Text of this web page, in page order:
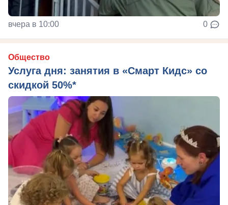
вчера в 10:00 0
Общество
Услуга дня: занятия в «Смарт Кидс» со
скидкой 50%*